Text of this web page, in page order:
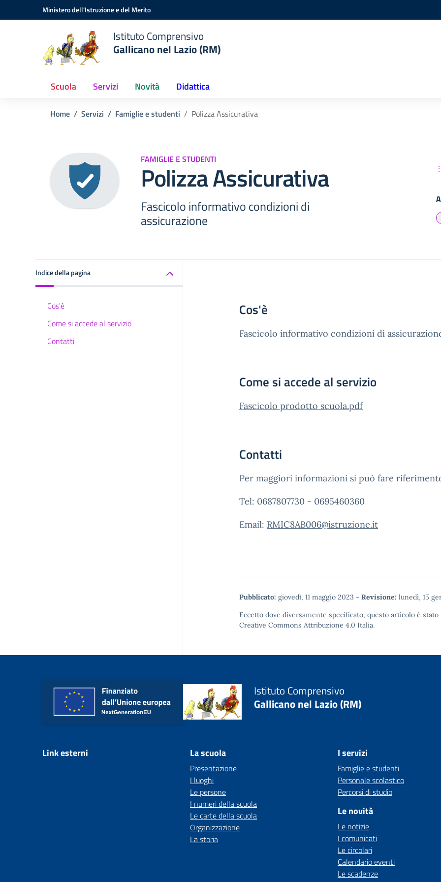
Vai ai contenuti
Vai al menu di navigazioneMinistero dell'Istruzione e del Merito
Istituto Comprensivo
Gallicano nel Lazio (RM)
Scuola Servizi Novità Didattica
Home Servizi Famiglie e studenti Polizza Assicurativa
FAMIGLIE E STUDENTI
Polizza Assicurativa
Fascicolo informativo condizioni di
assicurazione
Indice della pagina
Cos'è
Come si accede al servizio
Contatti
Cos'è
Fascicolo informativo condizioni di
Come si accede al servizio
Fascicolo prodotto scuola.pdf
Contatti
Per maggiori informazioni si può fare
Tel: 0687807730 - 0695460360
Email: RMIC8AB006@istruzione.it
Pubblicato: giovedì, 11 maggio 2023 - Revisione: lunedì, 15
Eccetto dove diversamente specificato, questo articolo è
Creative Commons Attribuzione 4.0 Italia.
Istituto Comprensivo
Gallicano nel Lazio (RM)
Link esterni La scuola
Presentazione
I luoghi
Le persone
I numeri della scuola
Le carte della scuola
Organizzazione
La storia
I servizi
Famiglie e studenti
Personale scolastico
Percorsi di studio
Le novità
Le notizie
I comunicati
Le circolari
Calendario eventi
Le scadenze